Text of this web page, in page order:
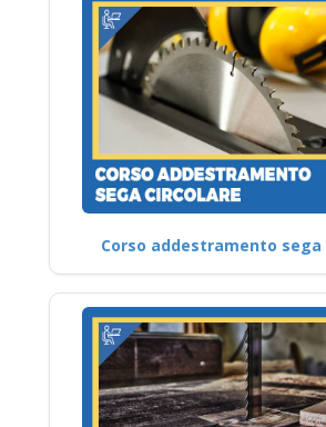
Corso addestramento